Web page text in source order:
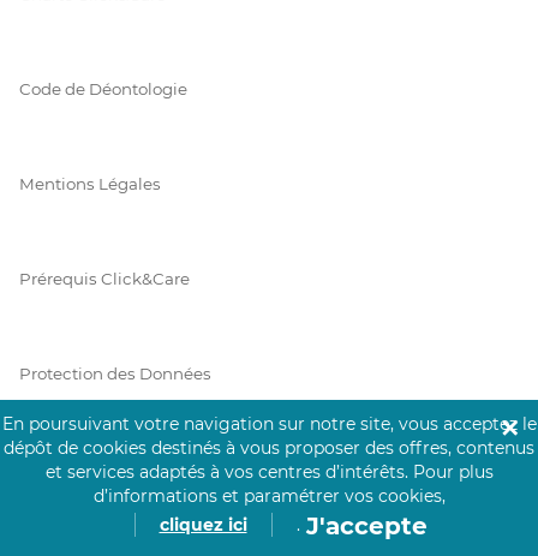
Code de Déontologie
Mentions Légales
Prérequis Click&Care
Protection des Données
Vie Privée
En poursuivant votre navigation sur notre site, vous acceptez le
dépôt de cookies destinés à vous proposer des offres, contenus
et services adaptés à vos centres d’intérêts. Pour plus
d’informations et paramétrer vos cookies,
cliquez ici
. J'accepte
✕